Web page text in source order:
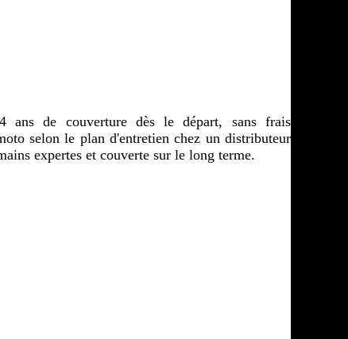
ans de couverture dès le départ, sans frais
selon le plan d'entretien chez un distributeur
expertes et couverte sur le long terme.